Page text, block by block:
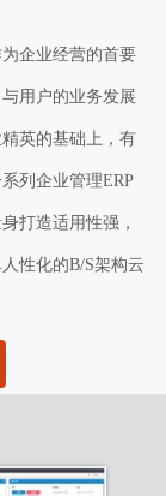
企业经营的首要
用户的业务发展
英的基础上，有
列企业管理ERP
打造适用性强，
性化的B/S架构云